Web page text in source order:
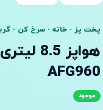
پخت پز · خانه · سرخ کن ·
هواپز
AFG960
موجود